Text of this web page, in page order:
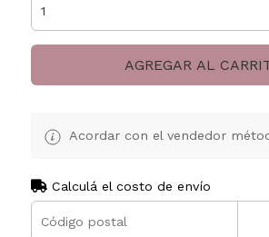
AGREGAR AL
Acordar con el vendedor
Calculá el costo de envío